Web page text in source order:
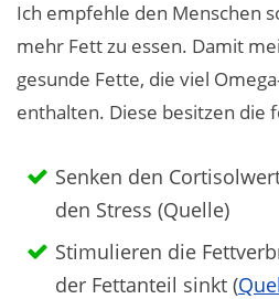
Ich empfehle den Menschen
mehr Fett zu essen. Damit
gesunde Fette, die viel
enthalten. Diese besitzen die
Senken den
den Stress (Quelle)
Stimulieren die
der Fettanteil sinkt (